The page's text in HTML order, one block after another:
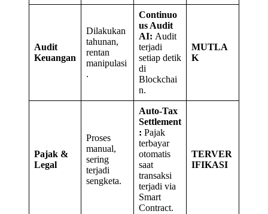
Audit
Keuangan
Dilakukan
tahunan,
rentan
manipulasi
.
Continuo
us Audit
AI: Audit
terjadi
setiap detik
di
Blockchai
n.
MUTLA
K
Pajak &
Legal
Proses
manual,
sering
terjadi
sengketa.
Auto-Tax
Settlement
: Pajak
terbayar
otomatis
saat
transaksi
terjadi via
Smart
Contract.
TERVER
IFIKASI